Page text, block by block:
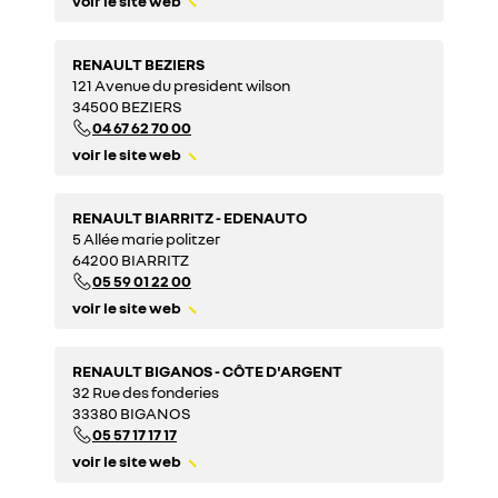
RENAULT BEZIERS
121 Avenue du president wilson
34500 BEZIERS
04 67 62 70 00
voir le site web
RENAULT BIARRITZ - EDENAUTO
5 Allée marie politzer
64200 BIARRITZ
05 59 01 22 00
voir le site web
RENAULT BIGANOS - CÔTE D'ARGENT
32 Rue des fonderies
33380 BIGANOS
05 57 17 17 17
voir le site web